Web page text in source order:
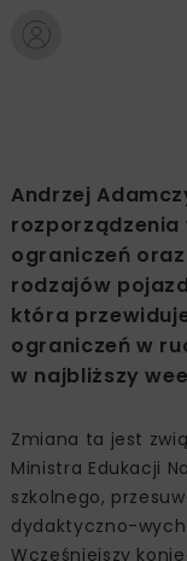
Andrzej
rozporządzenia
ograniczeń
rodzajów
która
ograniczeń w
w najbliższy
Zmiana ta jest
Ministra Edukacji
szkolnego,
dydaktyczno-
Wcześniejszy